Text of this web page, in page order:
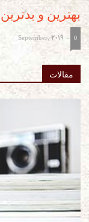
بهترین و
-
September, 2019 0
مقالات